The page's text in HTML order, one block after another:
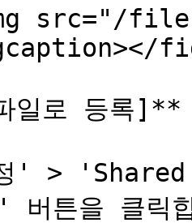
src="/files/
일로 등록]**
' > 'Shared
버튼을 클릭